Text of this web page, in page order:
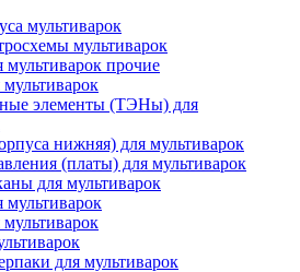
мультиварок
мультиварок
мультиварок прочие
элементы (ТЭНы) для
нижняя) для мультиварок
(платы) для мультиварок
для мультиварок
для мультиварок